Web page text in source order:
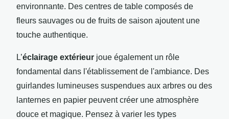
environnante. Des centres de table composés de
fleurs sauvages ou de fruits de saison ajoutent une
touche authentique.
L’éclairage extérieur joue également un rôle
fondamental dans l'établissement de l'ambiance. Des
guirlandes lumineuses suspendues aux arbres ou des
lanternes en papier peuvent créer une atmosphère
douce et magique. Pensez à varier les types